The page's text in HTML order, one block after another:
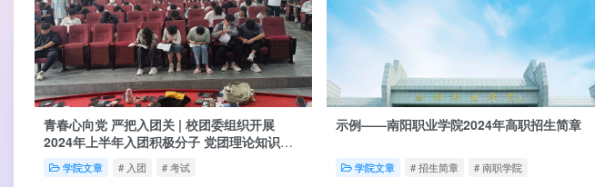
青春心向党 严把入团关 | 校团委组织开展
2024年上半年入团积极分子 党团理论知识测
试
学院文章 # 入团 # 考试
示例——南阳职业学院2024年高职招生简章
学院文章 # 招生简章 # 南职学院